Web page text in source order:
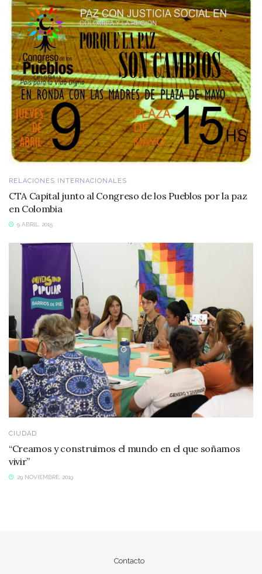
RELACIONES INTERNACIONALES
CTA Capital junto al Congreso de los Pueblos por la paz
en Colombia
9 ABRIL, 2015
CIUDAD
“Creamos y construimos el mundo en el que soñamos
vivir”
29 NOVIEMBRE, 2019
Contacto